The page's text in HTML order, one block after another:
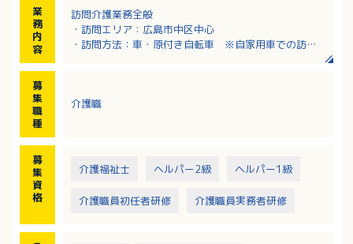
業
務
内
容
訪問介護業務全般
・訪問エリア：広島市中区中心
・訪問方法：車・原付き自転車 ※自家用車での訪問
募
集
職
種
介護職
募
集
資
格
介護福祉士 ヘルパー2級 ヘルパー1級
介護職員初任者研修 介護職員実務者研修